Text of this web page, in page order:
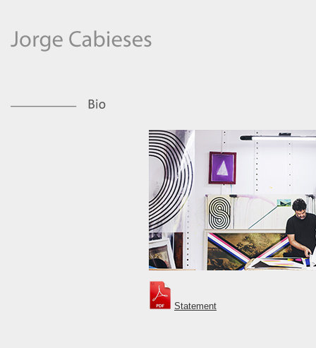
Statement